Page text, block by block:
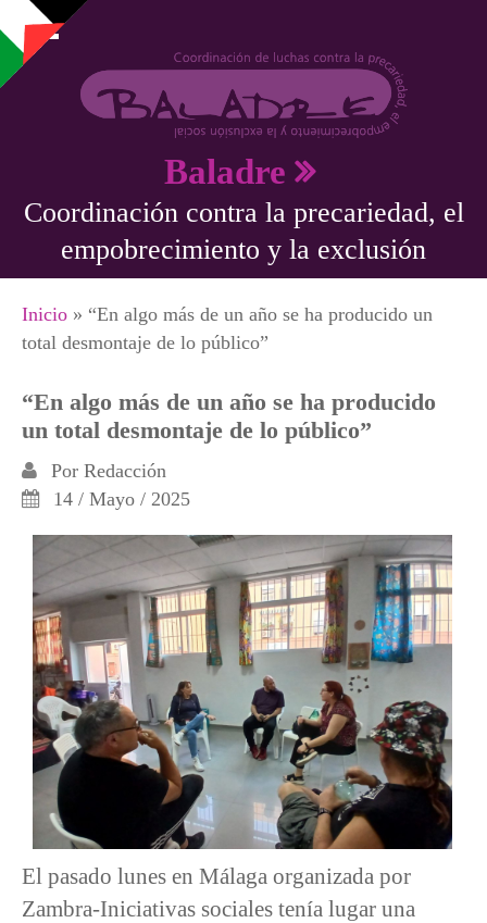
Pasar al contenido principal
Baladre
Coordinación contra la precariedad, el
empobrecimiento y la exclusión
Se encuentra usted aquí
Inicio » “En algo más de un año se ha producido un
total desmontaje de lo público”
“En algo más de un año se ha producido
un total desmontaje de lo público”
Por Redacción
14 / Mayo / 2025
El pasado lunes en Málaga organizada por
Zambra-Iniciativas sociales tenía lugar una